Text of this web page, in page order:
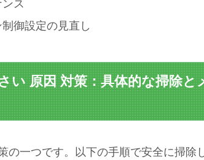
ス
御設定の見直し
い 原因 対策：具体的な掃除と
の一つです。以下の手順で安全に掃除